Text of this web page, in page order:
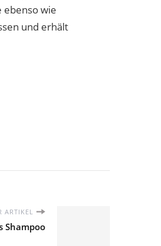
ebenso wie
und erhält
ARTIKEL
Shampoo